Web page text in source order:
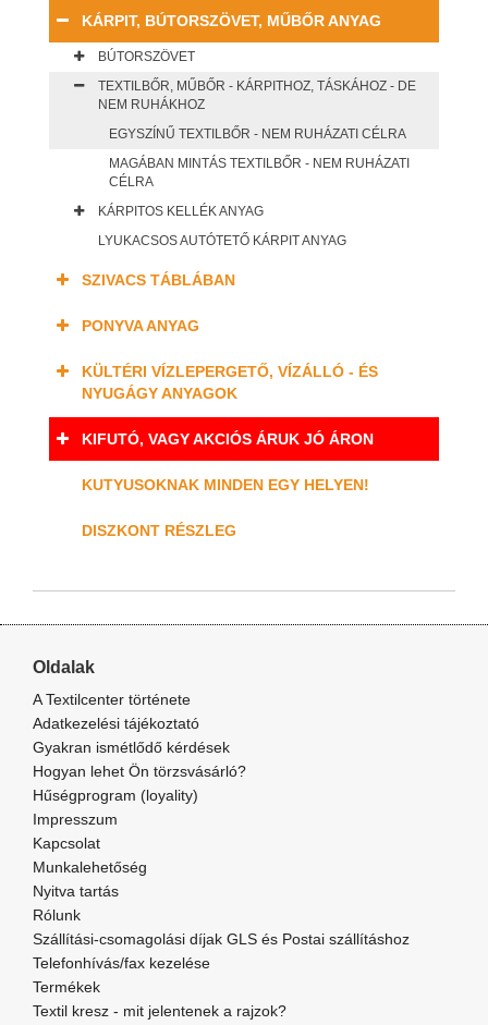
KÁRPIT, BÚTORSZÖVET, MŰBŐR ANYAG
BÚTORSZÖVET
TEXTILBŐR, MŰBŐR - KÁRPITHOZ, TÁSKÁHOZ - DE
NEM RUHÁKHOZ
EGYSZÍNŰ TEXTILBŐR - NEM RUHÁZATI CÉLRA
MAGÁBAN MINTÁS TEXTILBŐR - NEM RUHÁZATI
CÉLRA
KÁRPITOS KELLÉK ANYAG
LYUKACSOS AUTÓTETŐ KÁRPIT ANYAG
SZIVACS TÁBLÁBAN
PONYVA ANYAG
KÜLTÉRI VÍZLEPERGETŐ, VÍZÁLLÓ - ÉS
NYUGÁGY ANYAGOK
KIFUTÓ, VAGY AKCIÓS ÁRUK JÓ ÁRON
KUTYUSOKNAK MINDEN EGY HELYEN!
DISZKONT RÉSZLEG
Oldalak
A Textilcenter története
Adatkezelési tájékoztató
Gyakran ismétlődő kérdések
Hogyan lehet Ön törzsvásárló?
Hűségprogram (loyality)
Impresszum
Kapcsolat
Munkalehetőség
Nyitva tartás
Rólunk
Szállítási-csomagolási díjak GLS és Postai szállításhoz
Telefonhívás/fax kezelése
Termékek
Textil kresz - mit jelentenek a rajzok?